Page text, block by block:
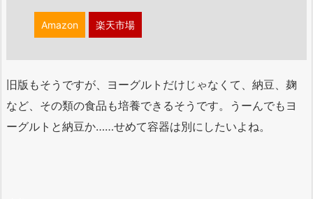
Amazon 楽天市場
旧版もそうですが、ヨーグルトだけじゃなくて、納豆、麹
など、その類の食品も培養できるそうです。うーんでもヨ
ーグルトと納豆か……せめて容器は別にしたいよね。